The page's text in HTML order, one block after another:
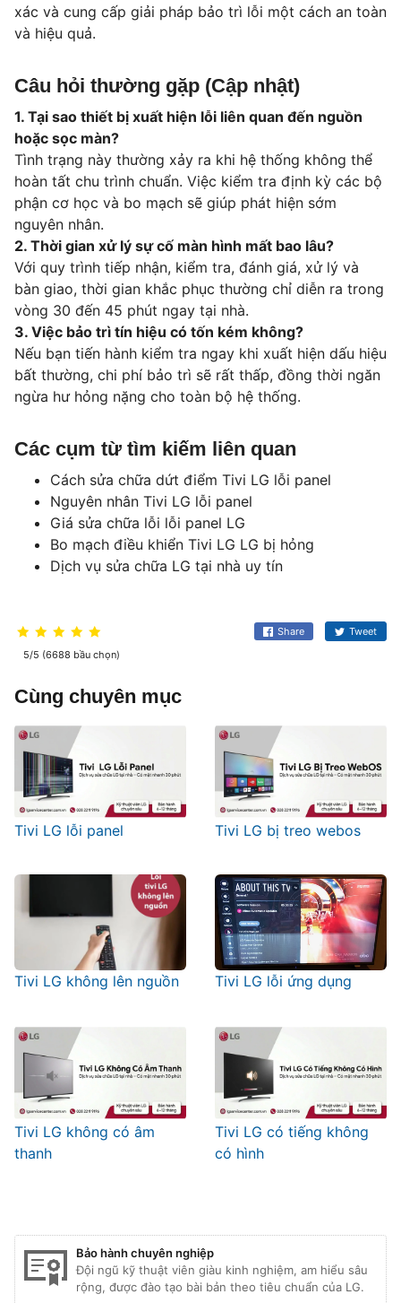
xác và cung cấp giải pháp bảo trì lỗi một cách an toàn
và hiệu quả.
Câu hỏi thường gặp (Cập nhật)
1. Tại sao thiết bị xuất hiện lỗi liên quan đến nguồn
hoặc sọc màn?
Tình trạng này thường xảy ra khi hệ thống không thể
hoàn tất chu trình chuẩn. Việc kiểm tra định kỳ các bộ
phận cơ học và bo mạch sẽ giúp phát hiện sớm
nguyên nhân.
2. Thời gian xử lý sự cố màn hình mất bao lâu?
Với quy trình tiếp nhận, kiểm tra, đánh giá, xử lý và
bàn giao, thời gian khắc phục thường chỉ diễn ra trong
vòng 30 đến 45 phút ngay tại nhà.
3. Việc bảo trì tín hiệu có tốn kém không?
Nếu bạn tiến hành kiểm tra ngay khi xuất hiện dấu hiệu
bất thường, chi phí bảo trì sẽ rất thấp, đồng thời ngăn
ngừa hư hỏng nặng cho toàn bộ hệ thống.
Các cụm từ tìm kiếm liên quan
Cách sửa chữa dứt điểm Tivi LG lỗi panel
Nguyên nhân Tivi LG lỗi panel
Giá sửa chữa lỗi lỗi panel LG
Bo mạch điều khiển Tivi LG LG bị hỏng
Dịch vụ sửa chữa LG tại nhà uy tín
5/5 (6688 bầu chọn)
Share Tweet
Cùng chuyên mục
Tivi LG lỗi panel Tivi LG bị treo webos
Tivi LG không lên nguồn Tivi LG lỗi ứng dụng
Tivi LG không có âm
thanh
Tivi LG có tiếng không
có hình
Bảo hành chuyên nghiệp
Đội ngũ kỹ thuật viên giàu kinh nghiệm, am hiểu sâu
rộng, được đào tạo bài bản theo tiêu chuẩn của LG.